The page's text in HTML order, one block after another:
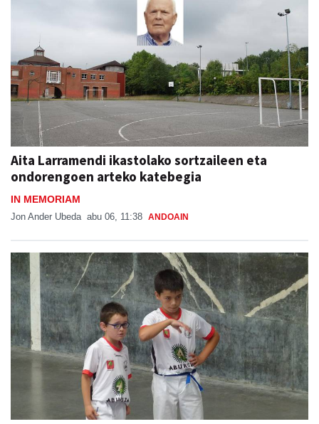
Aita Larramendi ikastolako sortzaileen eta
ondorengoen arteko katebegia
IN MEMORIAM
Jon Ander Ubeda abu 06, 11:38 ANDOAIN